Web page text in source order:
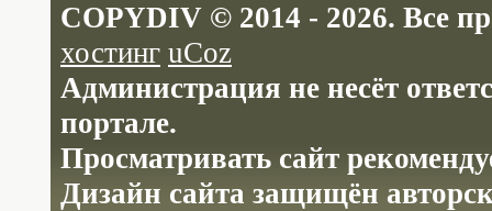
COPYDIV © 2014 - 2026. Все
хостинг uCoz
Администрация не несёт
портале.
Просматривать сайт
Дизайн сайта защищён